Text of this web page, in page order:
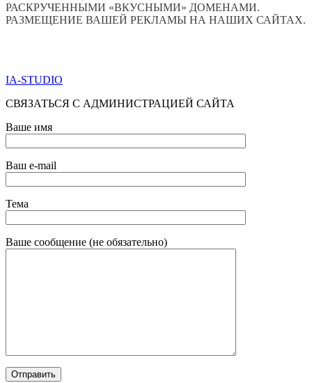
РАСКРУЧЕННЫМИ «ВКУСНЫМИ» ДОМЕНАМИ.
РАЗМЕЩЕНИЕ ВАШЕЙ РЕКЛАМЫ НА НАШИХ САЙТАХ.
IA-STUDIO
СВЯЗАТЬСЯ С АДМИНИСТРАЦИЕЙ САЙТА
Ваше имя
Ваш e-mail
Тема
Ваше сообщение (не обязательно)